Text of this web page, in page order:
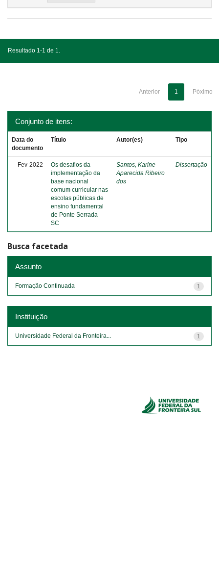
Resultado 1-1 de 1.
Anterior 1 Póximo
Conjunto de itens:
Data do
documento
Título Autor(es) Tipo
Fev-2022
Os desafios da
implementação da
base nacional
comum curricular nas
escolas públicas de
ensino fundamental
de Ponte Serrada -
SC
Santos, Karine
Aparecida Ribeiro
dos
Dissertação
Busca facetada
Assunto
1
Formação Continuada
Instituição
1
Universidade Federal da Fronteira...